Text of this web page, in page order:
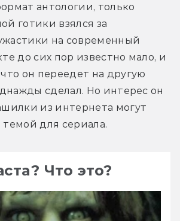
антологии, только
готики взялся за
на современный
до сих пор известно мало, и
он переедет на другую
сделал. Но интерес он
из интернета могут
для сериала.
Что это?